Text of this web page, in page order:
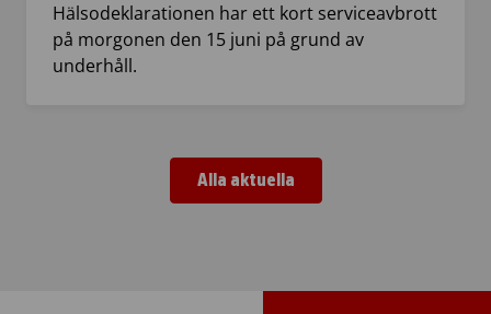
Hälsodeklarationen har ett kort serviceavbrott
på morgonen den 15 juni på grund av
underhåll.
Alla aktuella